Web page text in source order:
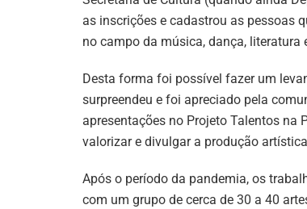
as inscrições e cadastrou as pessoas
no campo da música, dança, literatura
Desta forma foi possível fazer um
surpreendeu e foi apreciado pela
apresentações no Projeto Talentos na
valorizar e divulgar a produção
Após o período da pandemia, os
com um grupo de cerca de 30 a 40